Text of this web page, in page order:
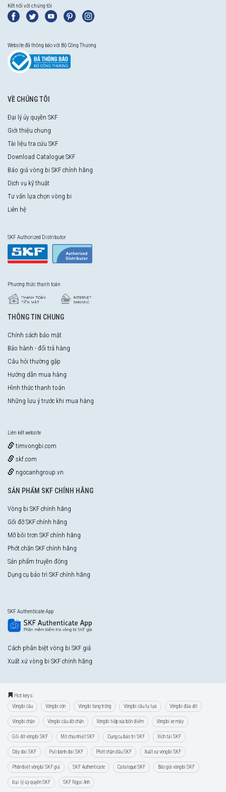
Kết nối với chúng tôi
Website đã thông báo với Bộ Công Thương
VỀ CHÚNG TÔI
Đại lý ủy quyền SKF
Giới thiệu chung
Tài liệu tra cứu SKF
Download Catalogue SKF
Báo giá vòng bi SKF chính hãng
Dịch vụ kỹ thuật
Tư vấn lựa chọn vòng bi
Liên hệ
SKF Authorized Distributor
Phương thức thanh toán
THÔNG TIN CHUNG
Chính sách bảo mật
Bảo hành - đổi trả hàng
Câu hỏi thường gặp
Hướng dẫn mua hàng
Hình thức thanh toán
Những lưu ý trước khi mua hàng
Liên kết website
timvongbi.com
skf.com
ngocanhgroup.vn
SẢN PHẨM SKF CHÍNH HÃNG
Vòng bi SKF chính hãng
Gối đỡ SKF chính hãng
Mỡ bôi trơn SKF chính hãng
Phớt chặn SKF chính hãng
Sản phẩm truyền động
Dụng cụ bảo trì SKF chính hãng
SKF Authenticate App
Cách phân biệt vòng bi SKF giả
Xuất xứ vòng bi SKF chính hãng
Hot keys:
Vòng bi cầu Vòng bi côn Vòng bi tang trống Vòng bi cầu tự lựa Vòng bi đũa đỡ
Vòng bi chặn Vòng bi cầu đỡ chặn Vòng bi tiếp xúc bốn điểm Vòng bi xe máy
Gối đỡ vòng bi SKF Mỡ chịu nhiệt SKF Dụng cụ bảo trì SKF Xích tải SKF
Dây đai SKF Puli bánh đai SKF Phớt chặn dầu SKF Xuất xứ vòng bi SKF
Phân biệt vòng bi SKF giả SKF Authenticate Catalogue SKF Báo giá vòng bi SKF
Đại lý ủy quyền SKF SKF Ngọc Anh